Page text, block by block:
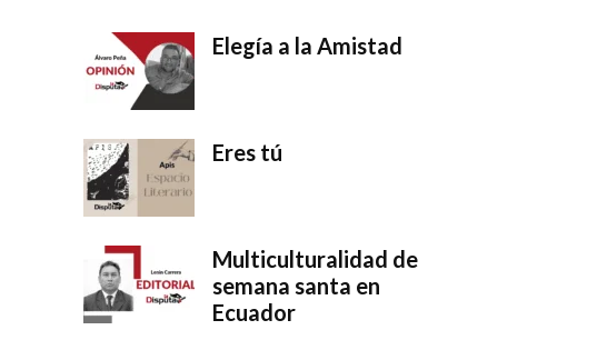
Elegía a la Amistad
Eres tú
Multiculturalidad de
semana santa en
Ecuador